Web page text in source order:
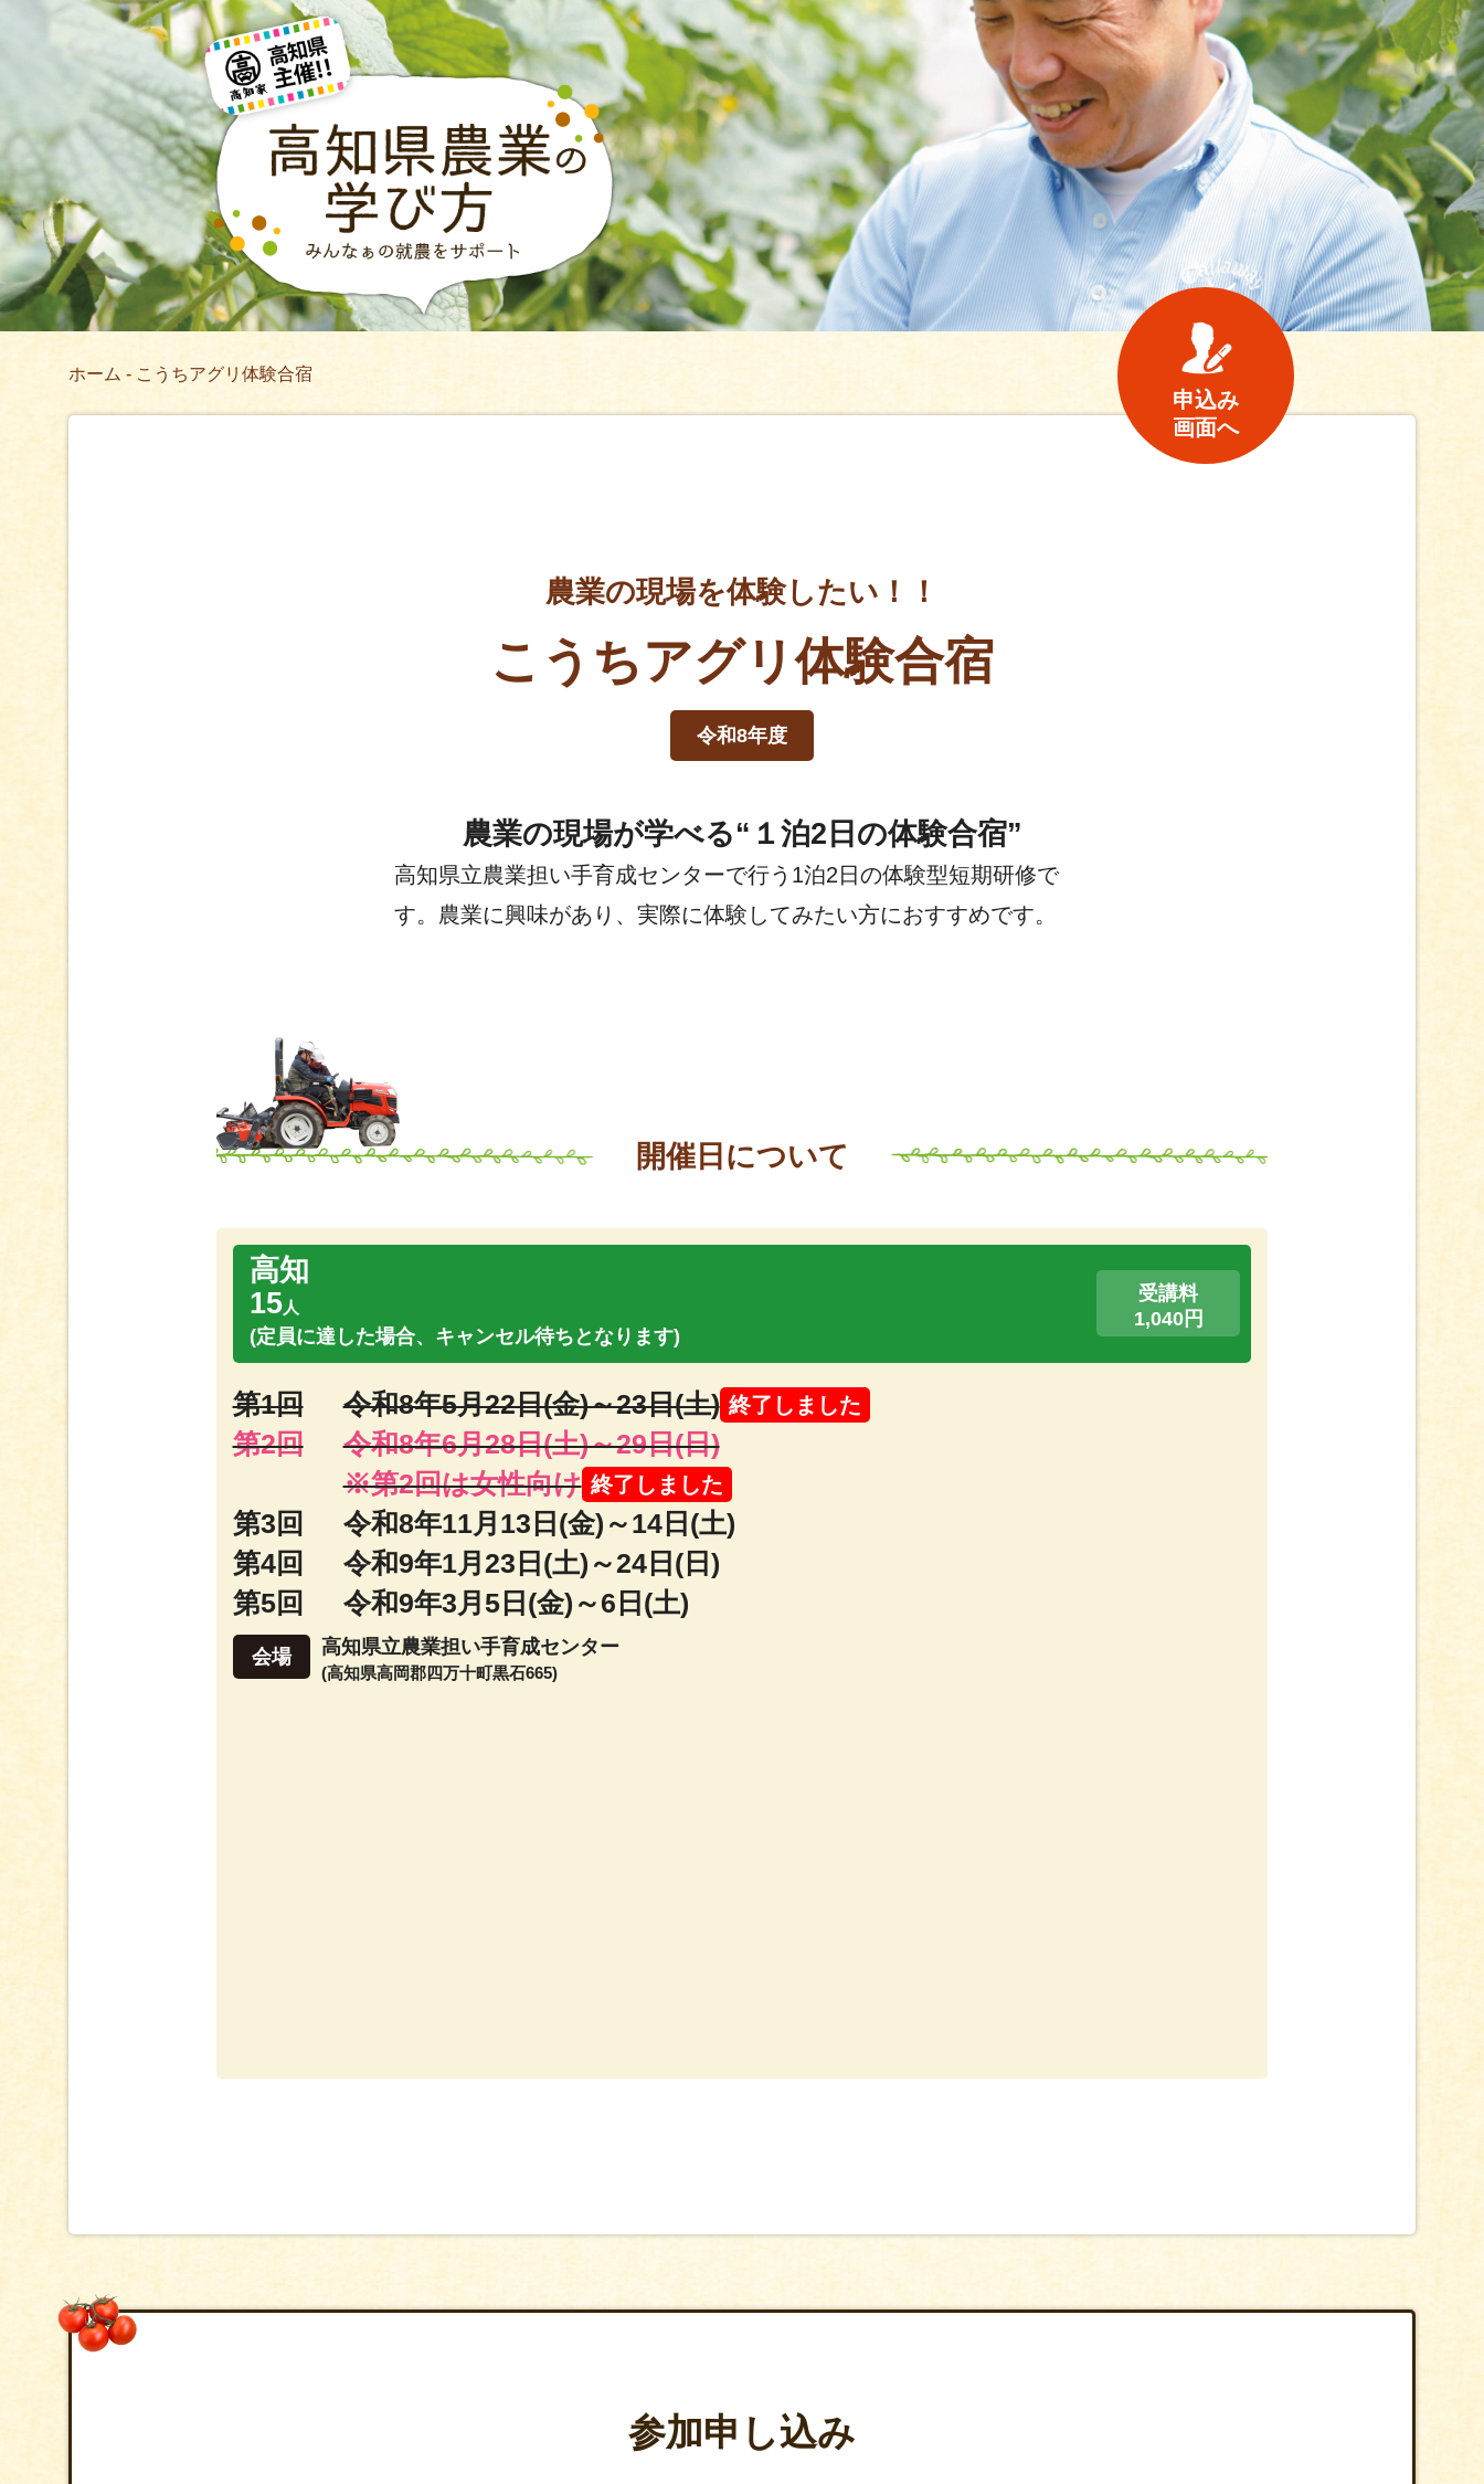
ホーム ‐ こうちアグリ体験合宿
申込み
画面へ
農業の現場を体験したい！！
こうちアグリ体験合宿
令和8年度
農業の現場が学べる“１泊2日の体験合宿”
高知県立農業担い手育成センターで行う1泊2日の体験型短期研修で
す。農業に興味があり、実際に体験してみたい方におすすめです。
開催日について
高知
15人
受講料
1,040円
(定員に達した場合、キャンセル待ちとなります)
第1回 令和8年5月22日(金)～23日(土) 終了しました
第2回
令和8年6月28日(土)～29日(日)
※第2回は女性向け 終了しました
第3回
令和8年11月13日(金)～14日(土)
第4回
令和9年1月23日(土)～24日(日)
第5回
令和9年3月5日(金)～6日(土)
会場 高知県立農業担い手育成センター
(高知県高岡郡四万十町黒石665)
参加申し込み